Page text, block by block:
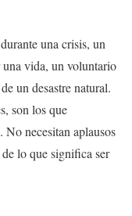
una crisis, un
una vida, un voluntario
un desastre natural.
son los que
necesitan aplausos
lo que significa ser